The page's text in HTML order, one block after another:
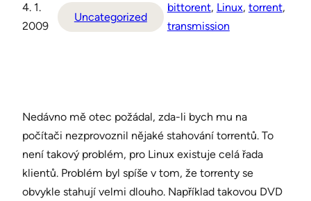
4. 1.
2009
Uncategorized
bittorent, Linux, torrent,
transmission
Nedávno mě otec požádal, zda-li bych mu na
počítači nezprovoznil nějaké stahování torrentů. To
není takový problém, pro Linux existuje celá řada
klientů. Problém byl spíše v tom, že torrenty se
obvykle stahují velmi dlouho. Například takovou DVD